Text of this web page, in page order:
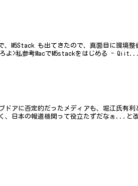
、M5Stack も出てきたので、真面目に環境整
よ>私参考MacでM5stackをはじめる - Qiit...
ドアに否定的だったメディアも、堀江氏有利
、日本の報道機関って役立たずだなぁ...と